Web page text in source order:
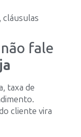
cláusulas
fale
taxa de
cliente vira